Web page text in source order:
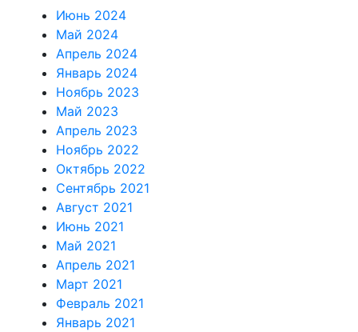
Июнь 2024
Май 2024
Апрель 2024
Январь 2024
Ноябрь 2023
Май 2023
Апрель 2023
Ноябрь 2022
Октябрь 2022
Сентябрь 2021
Август 2021
Июнь 2021
Май 2021
Апрель 2021
Март 2021
Февраль 2021
Январь 2021